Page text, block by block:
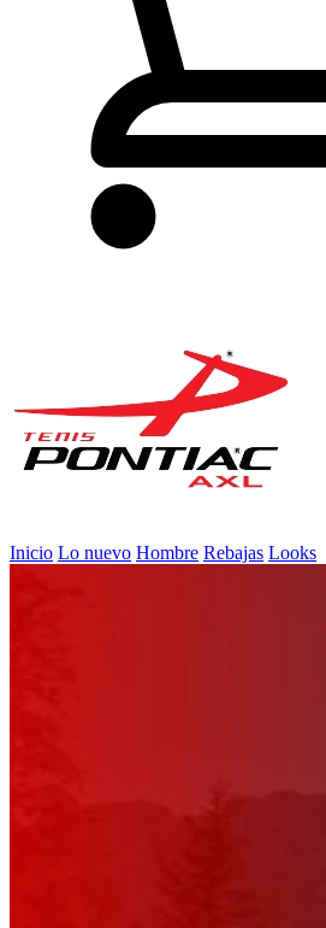
Inicio Lo nuevo Hombre Rebajas Looks